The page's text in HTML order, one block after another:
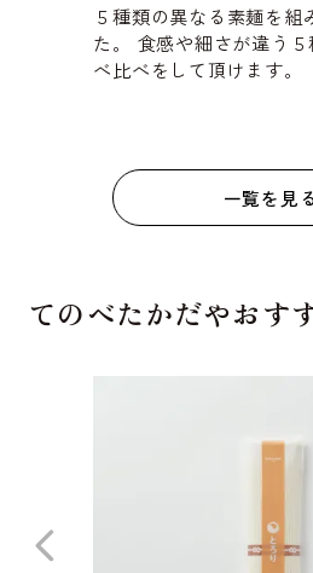
５種類の異なる素麺を組
た。 食感や細さが違う
べ比べをして頂けます。
一覧を見る
てのべたかだやおす